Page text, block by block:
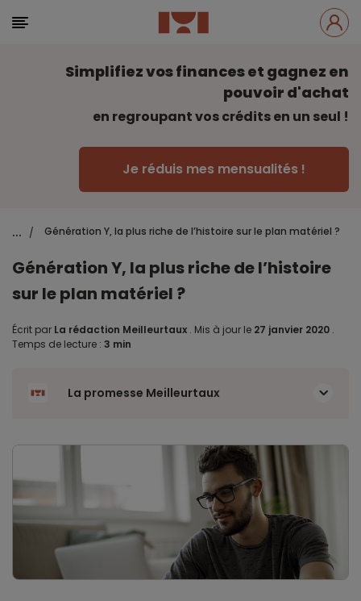
Simplifiez vos finances et gagnez en
pouvoir d'achat
en regroupant vos crédits en un seul !
Je réduis mes mensualités !
... / Génération Y, la plus riche de l’histoire sur le plan matériel ?
Génération Y, la plus riche de l’histoire
sur le plan matériel ?
Écrit par La rédaction Meilleurtaux . Mis à jour le 27 janvier 2020 .
Temps de lecture : 3 min
La promesse Meilleurtaux